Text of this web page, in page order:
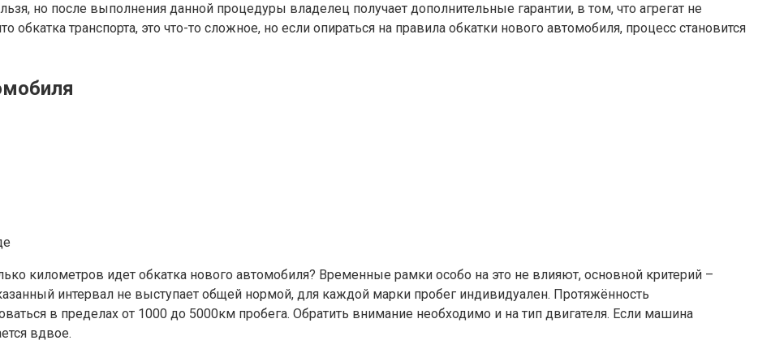
но после выполнения данной процедуры владелец получает дополнительные гарантии, в том, что агрегат не
транспорта, это что-то сложное, но если опираться на правила обкатки нового автомобиля, процесс становится
километров идет обкатка нового автомобиля? Временные рамки особо на это не влияют, основной критерий –
интервал не выступает общей нормой, для каждой марки пробег индивидуален. Протяжённость
в пределах от 1000 до 5000км пробега. Обратить внимание необходимо и на тип двигателя. Если машина
вдвое.